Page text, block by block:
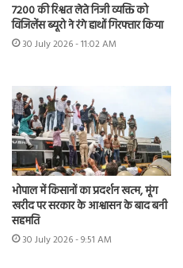
7200 की रिश्वत लेते निजी व्यक्ति को
विजिलेंस ब्यूरो ने रंगे हाथों गिरफ्तार किया
30 July 2026 - 11:02 AM
भोपाल में किसानों का प्रदर्शन खत्म, मूंग
खरीद पर सरकार के आश्वासन के बाद बनी
सहमति
30 July 2026 - 9:51 AM